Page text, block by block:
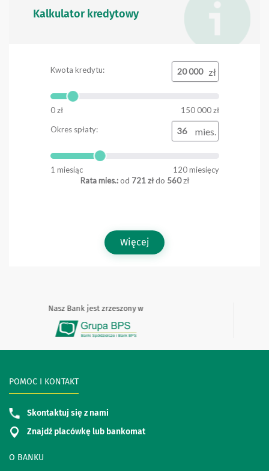
Kalkulator kredytowy
Więcej
Nasz Bank jest zrzeszony w
O BANKU
POMOC I KONTAKT
Skontaktuj się z nami
Znajdź placówkę lub bankomat